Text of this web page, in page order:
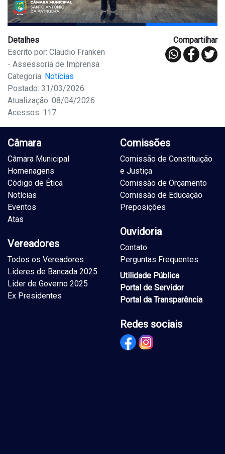
Detalhes
Escrito por: Claudio Franken
- Assessoria de Imprensa
Categoria: Notícias
Postado: 31/03/2026
Atualização: 08/04/2026
Acessos: 117
Compartilhar
Câmara
Câmara Municipal
Homenagens
Código de Ética
Notícias
Eventos
Atas
Vereadores
Todos os Vereadores
Lideres de Bancada 2025
Lider de Governo 2025
Ex Presidentes
Comissões
Comissão de Constituição
e Justiça
Comissão de Orçamento
Comissão de Educação
Preposições
Ouvidoria
Contato
Perguntas Frequentes
Utilidade Pública
Portal de Servidor
Portal da Transparência
Redes sociais